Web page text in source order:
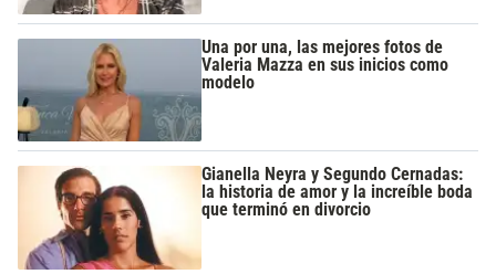
Una por una, las mejores fotos de
Valeria Mazza en sus inicios como
modelo
Gianella Neyra y Segundo Cernadas:
la historia de amor y la increíble boda
que terminó en divorcio